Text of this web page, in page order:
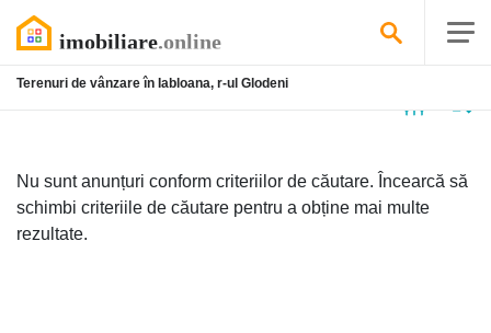
Terenuri de vânzare în Iabloana, r-ul Glodeni
Nu sunt anunțuri conform criteriilor de căutare. Încearcă să
schimbi criteriile de căutare pentru a obține mai multe
rezultate.